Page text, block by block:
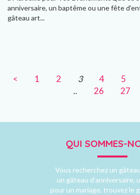
anniversaire, un baptême ou une fête
gâteau art...
< 1 2 3 4 5
..
26 27
QUI SOMMES-
Vous recherchez un
un gâteau d’anniversaire,
pour un mariage, trouvez le